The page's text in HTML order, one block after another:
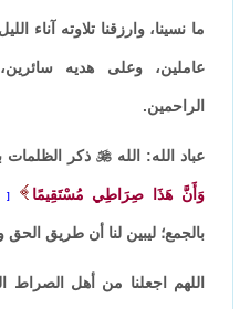
ما نسينا، وارزقنا تلاوته آناء
عاملين، وعلى هديه
الراحمين.
عباد الله: اللهذكر الظلمات
وَأَنَّ هَذَا صِرَاطِي مُسْتَقِيمًا
بالجمع؛ ليبين لنا أن طريق الحق
اللهم اجعلنا من أهل الصراط